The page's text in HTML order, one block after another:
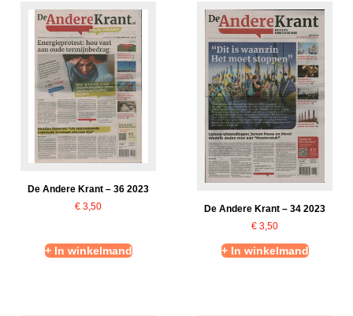
De Andere Krant – 36 2023
€ 3,50
+ In winkelmand
De Andere Krant – 34 2023
€ 3,50
+ In winkelmand